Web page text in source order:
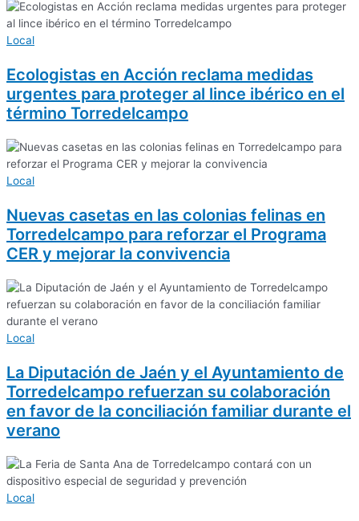
Local
Ecologistas en Acción reclama medidas
urgentes para proteger al lince ibérico en el
término Torredelcampo
Local
Nuevas casetas en las colonias felinas en
Torredelcampo para reforzar el Programa
CER y mejorar la convivencia
Local
La Diputación de Jaén y el Ayuntamiento de
Torredelcampo refuerzan su colaboración
en favor de la conciliación familiar durante el
verano
Local